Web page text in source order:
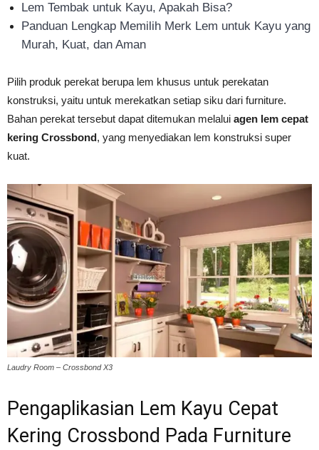
Lem Tembak untuk Kayu, Apakah Bisa?
Panduan Lengkap Memilih Merk Lem untuk Kayu yang
Murah, Kuat, dan Aman
Pilih produk perekat berupa lem khusus untuk perekatan
konstruksi, yaitu untuk merekatkan setiap siku dari furniture.
Bahan perekat tersebut dapat ditemukan melalui agen lem cepat
kering Crossbond, yang menyediakan lem konstruksi super
kuat.
Laudry Room – Crossbond X3
Pengaplikasian Lem Kayu Cepat
Kering Crossbond Pada Furniture